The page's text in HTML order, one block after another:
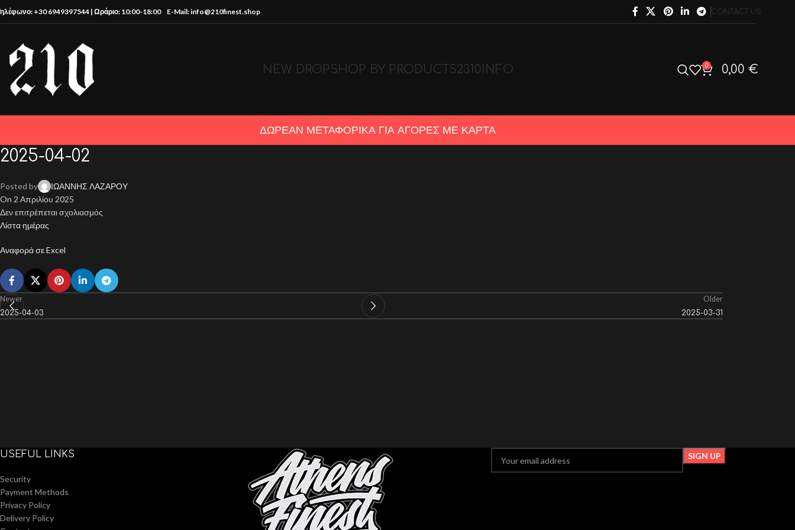
+30 6949397544 | Ωράριο: 10:00-18:00 E-Mail: info@210finest.shop CONTACT US
NEW DROPSHOP BY PRODUCTS2310 INFO 0 0,00 €
ΔΩΡΕΑΝ ΜΕΤΑΦΟΡΙΚΑ ΓΙΑ ΑΓΟΡΕΣ ΜΕ ΚΑΡΤΑ
2025-04-02
Posted by
ΙΩΑΝΝΗΣ ΛΑΖΑΡΟΥ
On 2 Απριλίου 2025
Δεν επιτρέπεται σχολιασμός
Λίστα ημέρας
Αναφορά σε Excel
Newer
2025-04-03
Older
2025-03-31
USEFUL LINKS
Security
Payment Methods
Privacy Policy
Delivery Policy